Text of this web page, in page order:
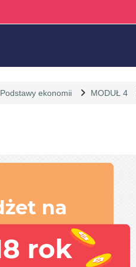
Podstawy ekonomii MODUŁ 4